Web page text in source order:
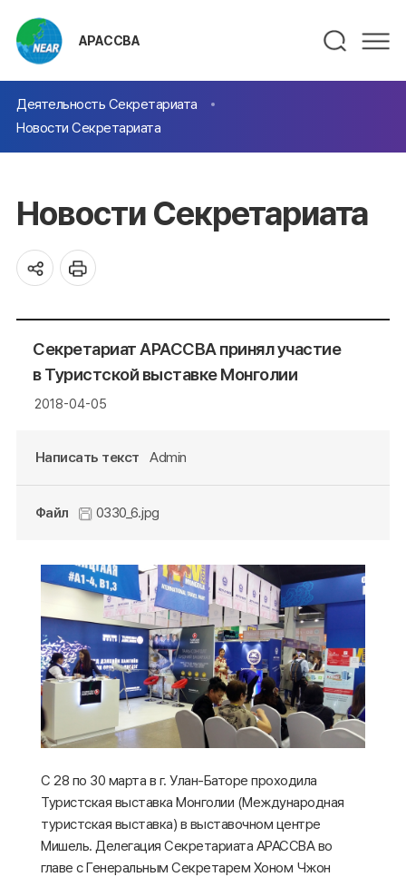
АРАССВА
Деятельность Секретариата
Новости Секретариата
Новости Секретариата
Секретариат АРАССВА принял участие
в Туристской выставке Монголии
2018-04-05
Написать текст Admin
Файл 0330_6.jpg
С 28 по 30 марта в г. Улан-Баторе проходила
Туристская выставка Монголии (Международная
туристская выставка) в выставочном центре
Мишель. Делегация Секретариата АРАССВА во
главе с Генеральным Секретарем Хоном Чжон